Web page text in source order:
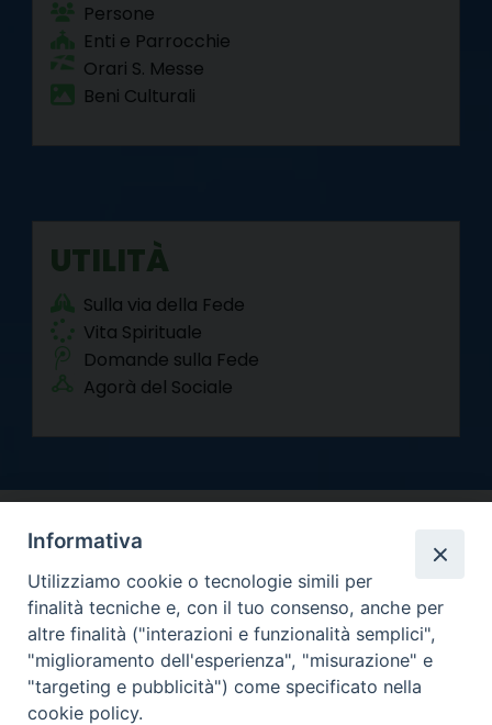
Persone
Enti e Parrocchie
Orari S. Messe
Beni Culturali
UTILITÀ
Sulla via della Fede
Vita Spirituale
Domande sulla Fede
Agorà del Sociale
Arcidiocesi di Torino
Curia metropolitana
Via dell'Arcivescovado 12 - 10121 Torino
Informativa
Utilizziamo cookie o tecnologie simili per
finalità tecniche e, con il tuo consenso, anche per
altre finalità ("interazioni e funzionalità semplici",
"miglioramento dell'esperienza", "misurazione" e
"targeting e pubblicità") come specificato nella
cookie policy.